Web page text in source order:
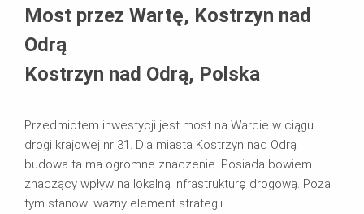
Systemy w użyciu
Most przez Wartę, Kostrzyn nad
Odrą
Kostrzyn nad Odrą, Polska
Przedmiotem inwestycji jest most na Warcie w ciągu
drogi krajowej nr 31. Dla miasta Kostrzyn nad Odrą
budowa ta ma ogromne znaczenie. Posiada bowiem
znaczący wpływ na lokalną infrastrukturę drogową. Poza
tym stanowi ważny element strategii